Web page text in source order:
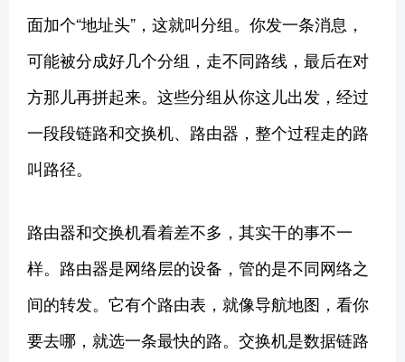
面加个“地址头”，这就叫分组。你发一条消息，
可能被分成好几个分组，走不同路线，最后在对
方那儿再拼起来。这些分组从你这儿出发，经过
一段段链路和交换机、路由器，整个过程走的路
叫路径。
路由器和交换机看着差不多，其实干的事不一
样。路由器是网络层的设备，管的是不同网络之
间的转发。它有个路由表，就像导航地图，看你
要去哪，就选一条最快的路。交换机是数据链路